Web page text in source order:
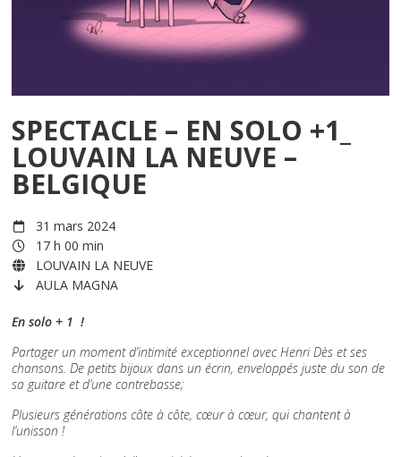
SPECTACLE – EN SOLO +1_
LOUVAIN LA NEUVE –
BELGIQUE
31 mars 2024
17 h 00 min
LOUVAIN LA NEUVE
AULA MAGNA
En solo + 1 !
Partager un moment d’intimité exceptionnel avec Henri Dès et ses
chansons. De petits bijoux dans un écrin, enveloppés juste du son de
sa guitare et d’une contrebasse;
Plusieurs générations côte à côte, cœur à cœur, qui chantent à
l’unisson !